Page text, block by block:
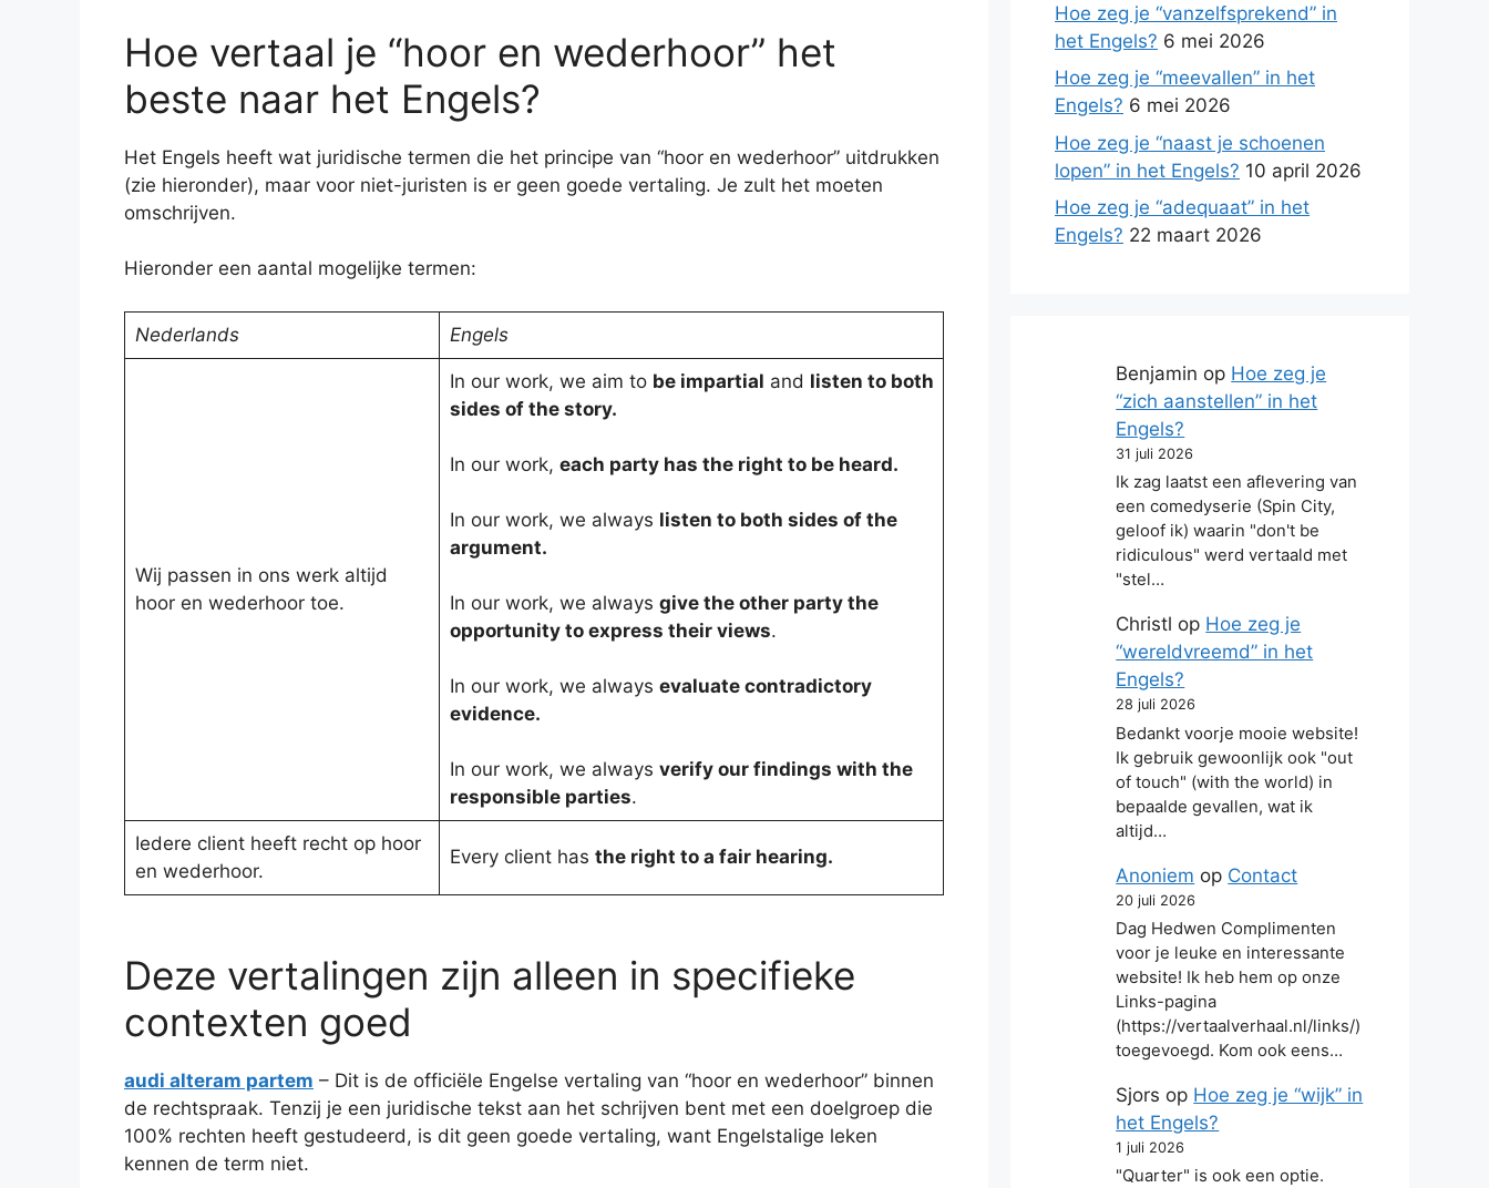
Hoe vertaal je “hoor en wederhoor” het
beste naar het Engels?
Het Engels heeft wat juridische termen die het principe van “hoor en wederhoor” uitdrukken
(zie hieronder), maar voor niet-juristen is er geen goede vertaling. Je zult het moeten
omschrijven.
Hieronder een aantal mogelijke termen:
Nederlands Engels
Wij passen in ons werk altijd
hoor en wederhoor toe.
In our work, we aim to be impartial and listen to both
sides of the story.
In our work, each party has the right to be heard.
In our work, we always listen to both sides of the
argument.
In our work, we always give the other party the
opportunity to express their views.
In our work, we always evaluate contradictory
evidence.
In our work, we always verify our findings with the
responsible parties.
Iedere client heeft recht op hoor
en wederhoor.
Every client has the right to a fair hearing.
Deze vertalingen zijn alleen in specifieke
contexten goed
audi alteram partem – Dit is de officiële Engelse vertaling van “hoor en wederhoor” binnen
de rechtspraak. Tenzij je een juridische tekst aan het schrijven bent met een doelgroep die
100% rechten heeft gestudeerd, is dit geen goede vertaling, want Engelstalige leken
kennen de term niet.
Hoe zeg je “vanzelfsprekend” in
het Engels? 6 mei 2026
Hoe zeg je “meevallen” in het
Engels? 6 mei 2026
Hoe zeg je “naast je schoenen
lopen” in het Engels? 10 april 2026
Hoe zeg je “adequaat” in het
Engels? 22 maart 2026
Benjamin op Hoe zeg je
“zich aanstellen” in het
Engels?
31 juli 2026
Ik zag laatst een aflevering van
een comedyserie (Spin City,
geloof ik) waarin "don't be
ridiculous" werd vertaald met
"stel…
Christl op Hoe zeg je
“wereldvreemd” in het
Engels?
28 juli 2026
Bedankt voorje mooie website!
Ik gebruik gewoonlijk ook "out
of touch" (with the world) in
bepaalde gevallen, wat ik
altijd…
Anoniem op Contact
20 juli 2026
Dag Hedwen Complimenten
voor je leuke en interessante
website! Ik heb hem op onze
Links-pagina
(https://vertaalverhaal.nl/links/)
toegevoegd. Kom ook eens…
Sjors op Hoe zeg je “wijk” in
het Engels?
1 juli 2026
"Quarter" is ook een optie.